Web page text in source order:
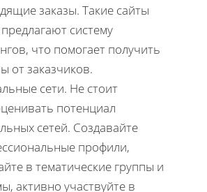
заказы. Такие сайты
систему
что помогает получить
от заказчиков.
сети. Не стоит
потенциал
сетей. Создавайте
профили,
в тематические группы и
активно участвуйте в